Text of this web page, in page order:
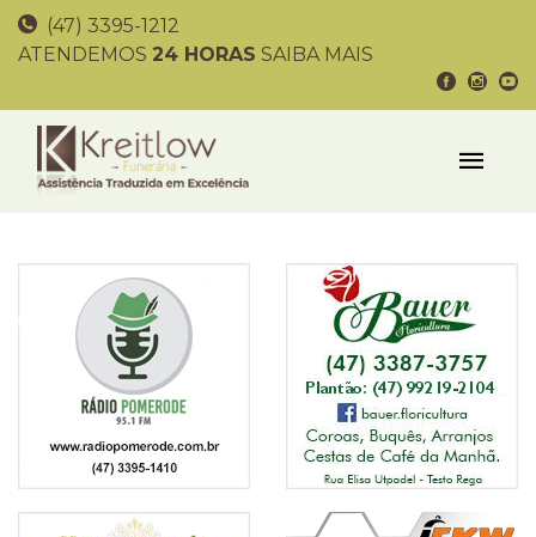
(47) 3395-1212
ATENDEMOS 24 HORAS SAIBA MAIS